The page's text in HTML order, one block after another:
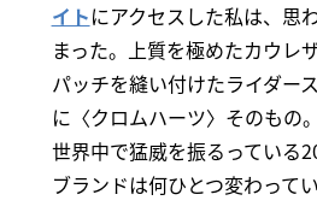
イトにアクセスした私は、思
まった。上質を極めたカウレ
パッチを縫い付けたライダー
に〈クロムハーツ〉そのもの
世界中で猛威を振るっている
ブランドは何ひとつ変わってい